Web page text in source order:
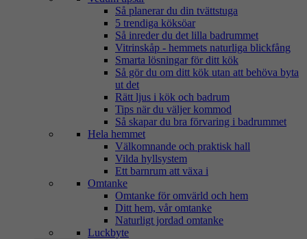
Så planerar du din tvättstuga
5 trendiga köksöar
Så inreder du det lilla badrummet
Vitrinskåp - hemmets naturliga blickfång
Smarta lösningar för ditt kök
Så gör du om ditt kök utan att behöva byta
ut det
Rätt ljus i kök och badrum
Tips när du väljer kommod
Så skapar du bra förvaring i badrummet
Hela hemmet
Välkomnande och praktisk hall
Vilda hyllsystem
Ett barnrum att växa i
Omtanke
Omtanke för omvärld och hem
Ditt hem, vår omtanke
Naturligt jordad omtanke
Luckbyte